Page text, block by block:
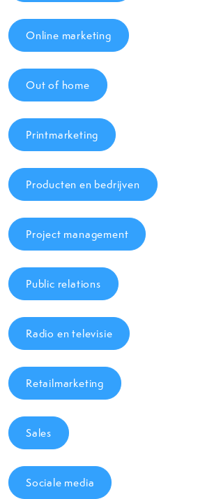
Online marketing
Out of home
Printmarketing
Producten en bedrijven
Project management
Public relations
Radio en televisie
Retailmarketing
Sales
Sociale media